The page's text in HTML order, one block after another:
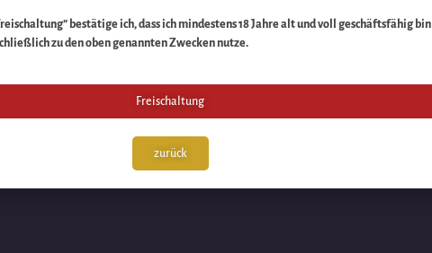
bestätige ich, dass ich mindestens 18 Jahre alt und voll geschäftsfähig bin
zu den oben genannten Zwecken nutze.
Freischaltung
zurück